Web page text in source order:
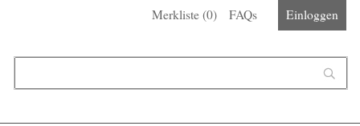
Merkliste (0) FAQs Einloggen